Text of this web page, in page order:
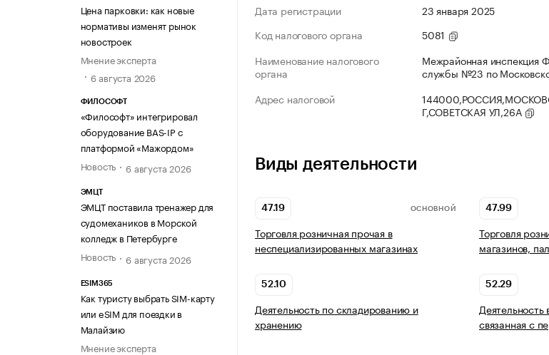
Цена парковки: как новые
нормативы изменят рынок
новостроек
Мнение эксперта
6 августа 2026
ФИЛОСОФТ
«Философт» интегрировал
оборудование BAS-IP с
платформой «Мажордом»
Новость
6 августа 2026
ЭМЦТ
ЭМЦТ поставила тренажер для
судомехаников в Морской
колледж в Петербурге
Новость
6 августа 2026
ESIM365
Как туристу выбрать SIM-карту
или eSIM для поездки в
Малайзию
Мнение эксперта
Дата регистрации
23 января 2025
Код налогового органа
5081
Наименование налогового
органа
Межрайонная инспекция
службы №23 по
Адрес налоговой
Г,СОВЕТСКАЯ УЛ,26А
Виды деятельности
47.19 ОСНОВНОЙ
Торговля розничная прочая в
неспециализированных магазинах
47.99
Торговля
магазинов,
52.10
Деятельность по складированию и
хранению
52.29
Деятельность
связанная с